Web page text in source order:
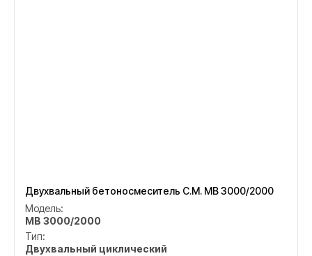
Двухвальный бетоносмеситель C.M. MB 3000/2000
Модель:
MB 3000/2000
Тип:
Двухвальный циклический